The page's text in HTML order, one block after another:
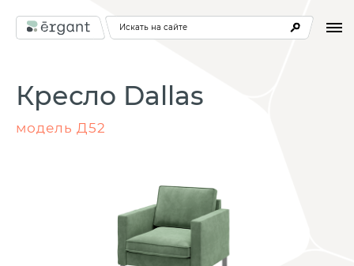
Искать на сайте
Кресло Dallas
модель Д52